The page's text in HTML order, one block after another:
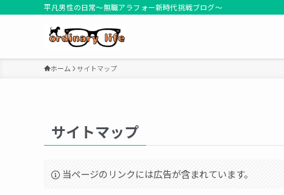
平凡男性の日常～無職アラフォー新時代挑戦ブログ～
ホーム サイトマップ
サイトマップ
当ページのリンクには広告が含まれています。